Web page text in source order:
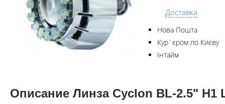
Доставка
Нова Пошта
Кур`єром по Києву
Інтайм
Описание Линза Cyclon BL-2.5" H1